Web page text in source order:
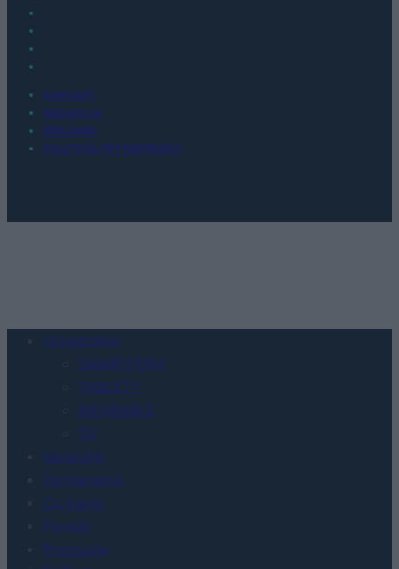
KONTAKT
REDAKCJA
REKLAMA
POLITYKA PRYWATNOŚCI
Urządzenia
SMARTFONY
TABLETY
WEARABLE
TV
Recenzje
Porównania
Co kupić
Porady
Promocje